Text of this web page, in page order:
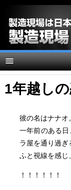
1年越し
彼の名はナナオ。
一年前のある
ラ屋を通り過ぎ
ふと視線を感
！！！！！！